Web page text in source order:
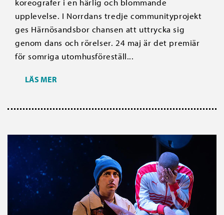
koreografer i en härlig och blommande
upplevelse. I Norrdans tredje communityprojekt
ges Härnösandsbor chansen att uttrycka sig
genom dans och rörelser. 24 maj är det premiär
för somriga utomhusföreställ...
LÄS MER